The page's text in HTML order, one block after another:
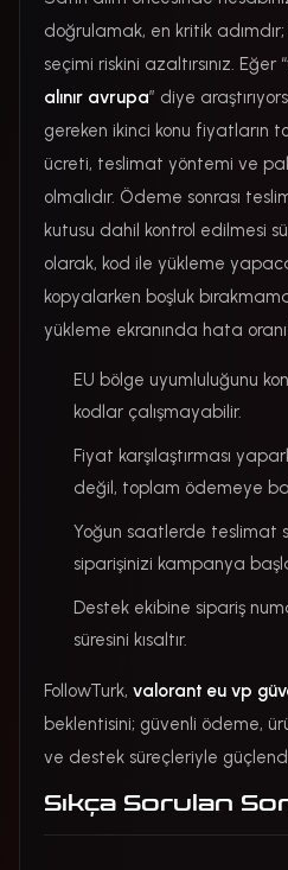
doğrulamak, en kritik
seçimi riskini azaltırsınız. Eğer “
alınır avrupa” diye
gereken ikinci konu fiyatların
ücreti, teslimat yöntemi ve
olmalıdır. Ödeme sonrası
kutusu dahil kontrol edilmesi
olarak, kod ile yükleme
kopyalarken boşluk
yükleme ekranında hata
EU bölge uyumluluğunu
kodlar çalışmayabilir.
Fiyat karşılaştırması
değil, toplam ödemeye
Yoğun saatlerde teslimat
siparişinizi kampanya
Destek ekibine sipariş
süresini kısaltır.
FollowTurk, valorant eu vp
beklentisini; güvenli ödeme,
ve destek süreçleriyle
Sıkça Sorulan